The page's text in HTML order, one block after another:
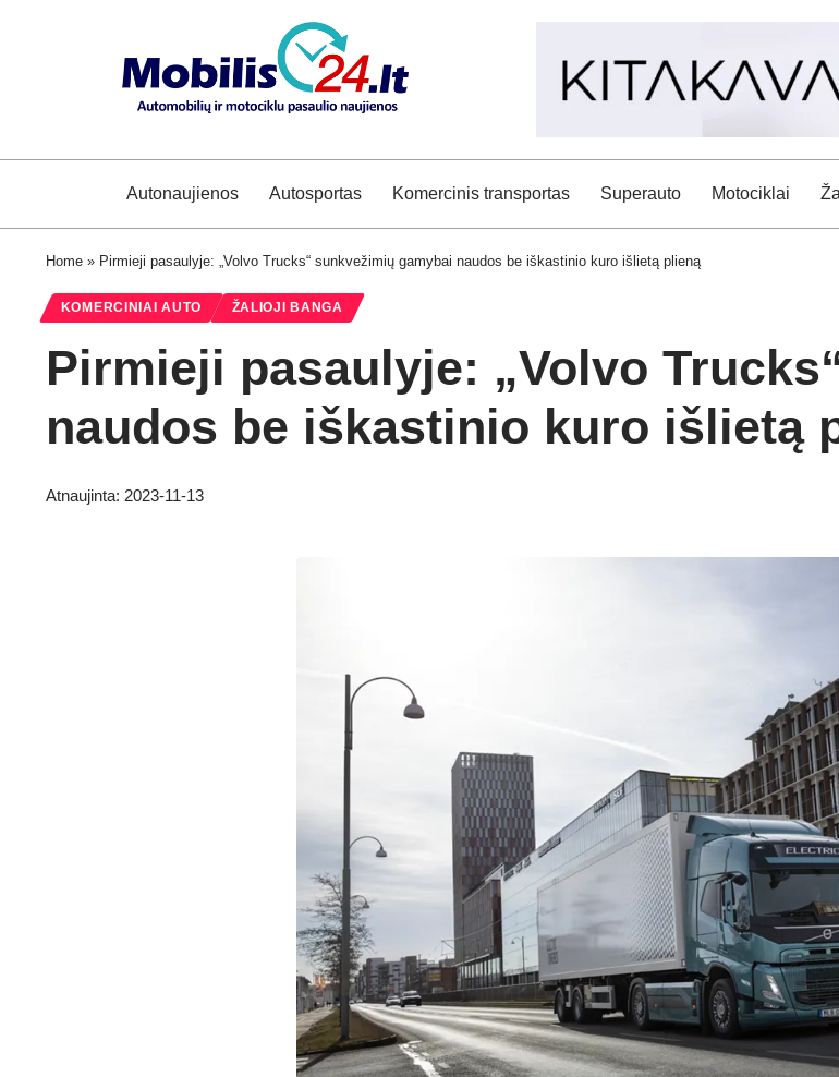
Autonaujienos Autosportas Komercinis transportas Superauto Motociklai
Home » Pirmieji pasaulyje: „Volvo Trucks“ sunkvežimių gamybai naudos be iškastinio kuro išlietą plieną
KOMERCINIAI AUTO ŽALIOJI BANGA
Pirmieji pasaulyje: „Volvo
naudos be iškastinio kuro išlietą
Atnaujinta: 2023-11-13